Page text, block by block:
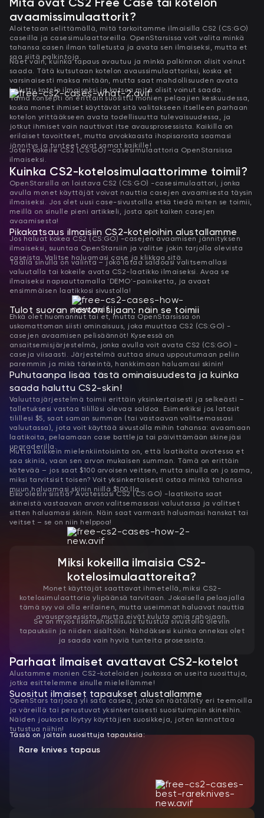
avaamissimulaattorit?
Aloitetaan selittämällä, mitä tarkoitamme ilmaisilla CS2 (CS:GO)
caseilla ja casesimulaattoreilla. OpenStarsissa voit valita minkä
tahansa casen ilman talletusta ja avata sen ilmaiseksi, mutta et
saa siitä palkintoja.
Näet vain, kuinka tapaus avautuu ja minkä palkinnon olisit voinut
saada. Tätä kutsutaan kotelon avaussimulaattoriksi, koska et
varsinaisesti maksa mitään, mutta saat mahdollisuuden avata
haluttu kotelo ilmaiseksi ja katsoa mitä olisit voinut saada.
Tämä konsepti on erittäin suosittu monien pelaajien keskuudessa,
koska monet ihmiset käyttävät sitä valitakseen itselleen parhaan
kotelon yrittääkseen avata todellisuutta tulevaisuudessa, ja
jotkut ihmiset vain nauttivat itse avausprosessista. Kaikilla on
erilaiset tavoitteet, mutta arvokkaasta ihopisarosta saamasi
jännitys ja tunteet ovat samat kaikille!
Joten kokeile CS2 (CS:GO) -casesimulaattoria OpenStarsissa
ilmaiseksi.
Kuinka CS2-kotelosimulaattorimme toimii?
OpenStarsilla on loistava CS2 (CS:GO) -casesimulaattori, jonka
avulla monet käyttäjät voivat nauttia casejen avaamisesta täysin
ilmaiseksi. Jos olet uusi case-sivustoilla etkä tiedä miten se toimii,
meillä on sinulle pieni artikkeli, josta opit kaiken casejen
avaamisesta!
Pikakatsaus ilmaisiin CS2-koteloihin alustallamme
Jos haluat kokea CS2 (CS:GO) -casejen avaamisen jännityksen
ilmaiseksi, suuntaa OpenStarsiin ja valitse jokin tarjolla olevista
caseista. Valitse haluamasi case ja klikkaa sitä.
Täällä sinulla on valinta – joko lataa saldoasi valitsemallasi
valuutalla tai kokeile avata CS2-laatikko ilmaiseksi. Avaa se
ilmaiseksi napsauttamalla 'DEMO'-painiketta, ja avaat
ensimmäisen laatikkosi sivustolla!
Tulot suoran noston sijaan: näin se toimii
Ehkä olet huomannut tai et, mutta OpenStarsissa on
uskomattoman siisti ominaisuus, joka muuttaa CS2 (CS:GO) -
casejen avaamisen pelisäännöt! Kyseessä on
ansaitsemisjärjestelmä, jonka avulla voit avata CS2 (CS:GO) -
caseja viisaasti. Järjestelmä auttaa sinua uppoutumaan peliin
paremmin ja mikä tärkeintä, hankkimaan haluamasi skinin!
Puhutaanpa lisää tästä ominaisuudesta ja kuinka
saada haluttu CS2-skin!
Valuuttajärjestelmä toimii erittäin yksinkertaisesti ja selkeästi –
talletuksesi vastaa tililläsi olevaa saldoa. Esimerkiksi jos latasit
tilillesi $5, saat saman summan (tai vastaavan valitsemassasi
valuutassa), jota voit käyttää sivustolla mihin tahansa: avaamaan
laatikoita, pelaamaan case battleja tai päivittämään skinejäsi
upgraderilla.
Mutta kaikkein mielenkiintoisinta on, että laatikoita avatessa et
saa skiniä, vaan sen arvon mukaisen summan. Tämä on erittäin
kätevää – jos saat $100 arvoisen veitsen, mutta sinulla on jo sama,
miksi tarvitsisit toisen? Voit yksinkertaisesti ostaa minkä tahansa
muun haluamasi skinin niillä $100:lla.
Eikö olekin siistiä? Avatessasi CS2 (CS:GO) -laatikoita saat
skineistä vastaavan arvon valitsemassasi valuutassa ja valitset
sitten haluamasi skinin. Näin saat varmasti haluamasi hanskat tai
veitset – se on niin helppoa!
Miksi kokeilla ilmaisia ​​CS2-
kotelosimulaattoreita?
Monet käyttäjät saattavat ihmetellä, miksi CS2-
kotelosimulaattoria ylipäänsä tarvitaan. Jokaisella pelaajalla
tämä syy voi olla erilainen, mutta useimmat haluavat nauttia
avausprosessista, mutta eivät kuluta omia rahojaan.
Se on myös lisämahdollisuus tutustua sivustolla oleviin
tapauksiin ja niiden sisältöön. Nähdäksesi kuinka onnekas olet
ja saada vain hyviä tunteita prosessista.
Parhaat ilmaiset avattavat CS2-kotelot
Alustamme monien CS2-koteloiden joukossa on useita suosittuja,
jotka esittelemme sinulle mielellämme!
Suositut ilmaiset tapaukset alustallamme
OpenStars tarjoaa yli sata casea, jotka on räätälöity eri teemoilla
ja väreillä tai perustuvat yksinkertaisesti suosituimpiin skineihin.
Näiden joukosta löytyy käyttäjien suosikkeja, joten kannattaa
tutustua niihin!
Tässä on joitain suosittuja tapauksia:
Rare knives tapaus